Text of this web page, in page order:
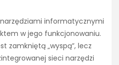
informatycznymi
w jego funkcjonowaniu.
zamkniętą „wyspą”, lecz
sieci narzędzi